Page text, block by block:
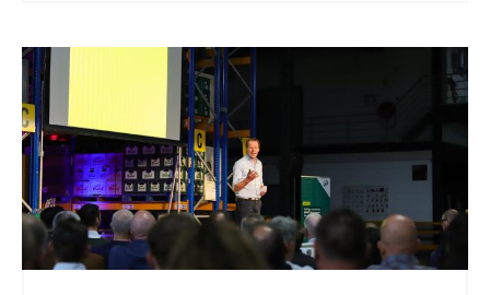
regeldruk
Arboverplichtingen